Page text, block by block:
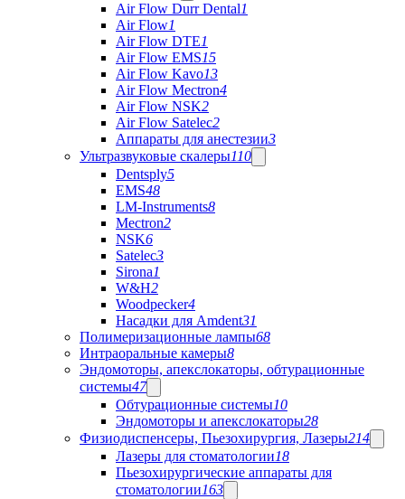
Air Flow Durr Dental1
Air Flow1
Air Flow DTE1
Air Flow EMS15
Air Flow Kavo13
Air Flow Mectron4
Air Flow NSK2
Air Flow Satelec2
Аппараты для анестезии3
Ультразвуковые скалеры110
Dentsply5
EMS48
LM-Instruments8
Mectron2
NSK6
Satelec3
Sirona1
W&H2
Woodpecker4
Насадки для Amdent31
Полимеризационные лампы68
Интраоральные камеры8
Эндомоторы, апекслокаторы, обтурационные
системы47
Обтурационные системы10
Эндомоторы и апекслокаторы28
Физиодиспенсеры, Пьезохирургия, Лазеры214
Лазеры для стоматологии18
Пьезохирургические аппараты для
стоматологии163